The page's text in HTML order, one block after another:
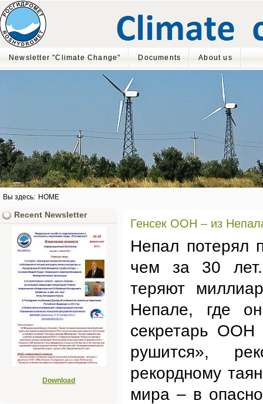
Newsletter "Climate Change" Documents About us
Вы здесь: HOME
Генсек ООН – из
Непал потерял
чем за 30 лет.
теряют
Непале, где
секретарь
рушится»,
рекордному
мира – в
Recent Newsletter
Download